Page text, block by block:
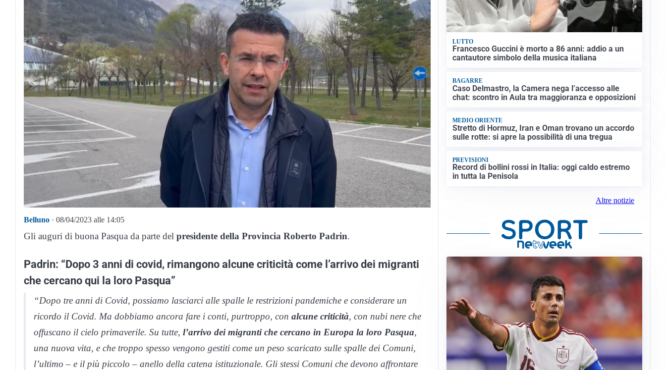
Belluno · 08/04/2023 alle 14:05
Gli auguri di buona Pasqua da parte del presidente della Provincia Roberto Padrin.
Padrin: “Dopo 3 anni di covid, rimangono alcune criticità come l’arrivo dei migranti
che cercano qui la loro Pasqua”
“Dopo tre anni di Covid, possiamo lasciarci alle spalle le restrizioni pandemiche e considerare un
ricordo il Covid. Ma dobbiamo ancora fare i conti, purtroppo, con alcune criticità, con nubi nere che
offuscano il cielo primaverile. Su tutte, l’arrivo dei migranti che cercano in Europa la loro Pasqua,
una nuova vita, e che troppo spesso vengono gestiti come un peso scaricato sulle spalle dei Comuni,
l’ultimo – e il più piccolo – anello della catena istituzionale. Gli stessi Comuni che devono affrontare
LUTTO
Francesco Guccini è morto a 86 anni: addio a un
cantautore simbolo della musica italiana
BAGARRE
Caso Delmastro, la Camera nega l’accesso alle
chat: scontro in Aula tra maggioranza e opposizioni
MEDIO ORIENTE
Stretto di Hormuz, Iran e Oman trovano un accordo
sulle rotte: si apre la possibilità di una tregua
PREVISIONI
Record di bollini rossi in Italia: oggi caldo estremo
in tutta la Penisola
Altre notizie